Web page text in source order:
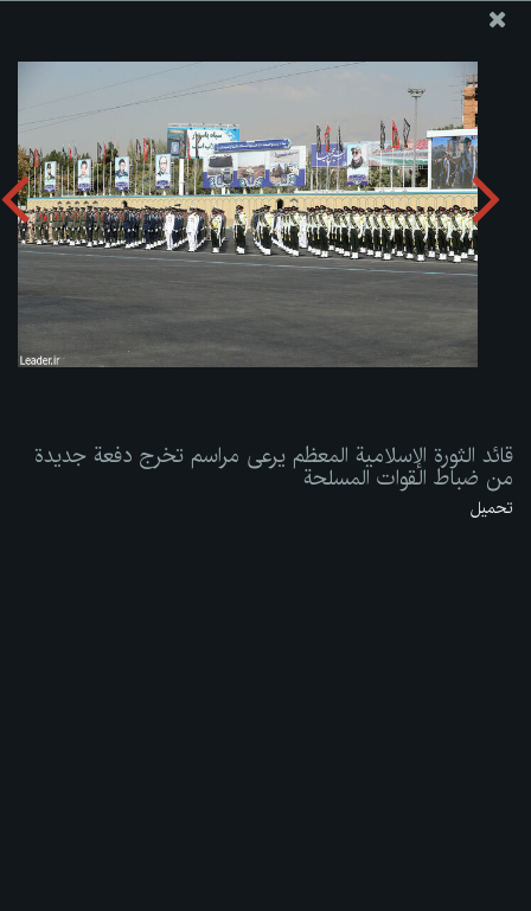
قائد الثورة الإسلامية المعظم يرعى مراسم تخرج دفعة جديدة من
ضباط القوات المسلحة
تحميل الألبوم:zip
قائد الثورة الإسلامية المعظم يرعى مراسم تخرج دفعة جديدة
من ضباط القوات المسلحة
تحميل